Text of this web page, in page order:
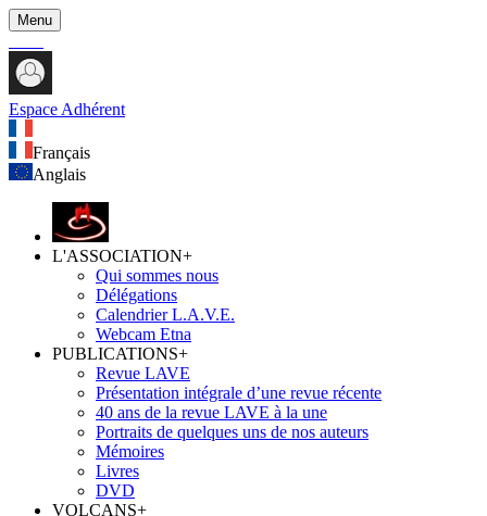
Menu
Espace Adhérent
Français
Anglais
L'ASSOCIATION+
Qui sommes nous
Délégations
Calendrier L.A.V.E.
Webcam Etna
PUBLICATIONS+
Revue LAVE
Présentation intégrale d’une revue récente
40 ans de la revue LAVE à la une
Portraits de quelques uns de nos auteurs
Mémoires
Livres
DVD
VOLCANS+